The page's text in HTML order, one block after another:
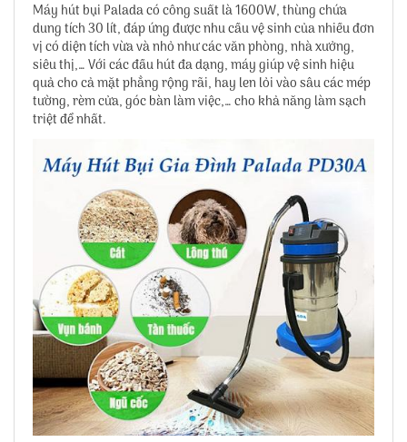
Máy hút bụi Palada có công suất là 1600W, thùng chứa
dung tích 30 lít, đáp ứng được nhu cầu vệ sinh của nhiều đơn
vị có diện tích vừa và nhỏ như các văn phòng, nhà xưởng,
siêu thị,… Với các đầu hút đa dạng, máy giúp vệ sinh hiệu
quả cho cả mặt phẳng rộng rãi, hay len lỏi vào sâu các mép
tường, rèm cửa, góc bàn làm việc,… cho khả năng làm sạch
triệt để nhất.